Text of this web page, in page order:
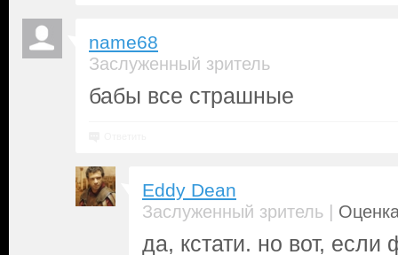
name68
Заслуженный зритель
бабы все страшные
Eddy Dean
Заслуженный зритель |
да, кстати. но вот,